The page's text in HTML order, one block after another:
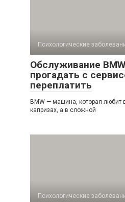
Психологические
Обслуживание
прогадать с
переплатить
BMW — машина, которая любит
капризах, а в сложной
Психологические